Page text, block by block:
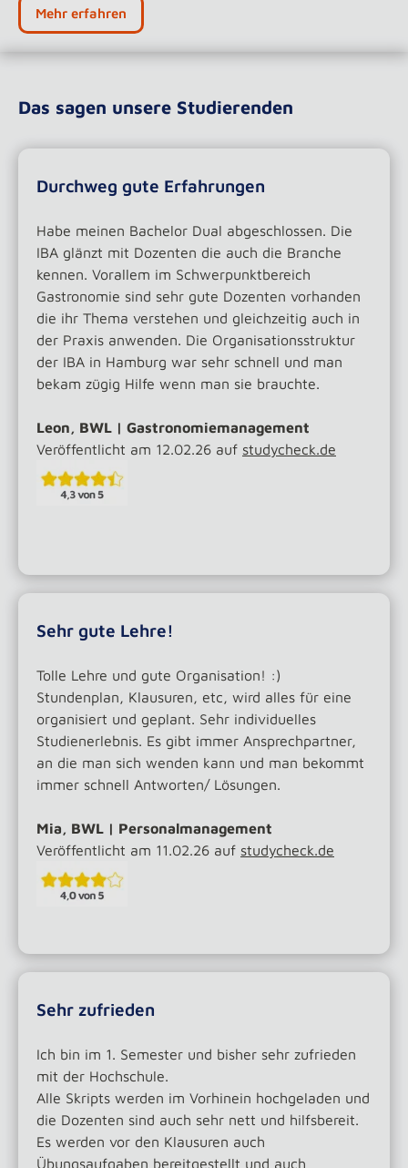
Mehr erfahren
Das sagen unsere Studierenden
Durchweg gute Erfahrungen
Habe meinen Bachelor Dual abgeschlossen. Die
IBA glänzt mit Dozenten die auch die Branche
kennen. Vorallem im Schwerpunktbereich
Gastronomie sind sehr gute Dozenten vorhanden
die ihr Thema verstehen und gleichzeitig auch in
der Praxis anwenden. Die Organisationsstruktur
der IBA in Hamburg war sehr schnell und man
bekam zügig Hilfe wenn man sie brauchte.
Leon, BWL | Gastronomiemanagement
Veröffentlicht am 12.02.26 auf studycheck.de
Sehr gute Lehre!
Tolle Lehre und gute Organisation! :)
Stundenplan, Klausuren, etc, wird alles für eine
organisiert und geplant. Sehr individuelles
Studienerlebnis. Es gibt immer Ansprechpartner,
an die man sich wenden kann und man bekommt
immer schnell Antworten/ Lösungen.
Mia, BWL | Personalmanagement
Veröffentlicht am 11.02.26 auf studycheck.de
Sehr zufrieden
Ich bin im 1. Semester und bisher sehr zufrieden
mit der Hochschule.
Alle Skripts werden im Vorhinein hochgeladen und
die Dozenten sind auch sehr nett und hilfsbereit.
Es werden vor den Klausuren auch
Übungsaufgaben bereitgestellt und auch